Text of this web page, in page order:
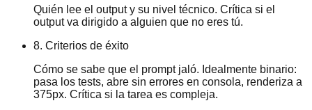
Quién lee el output y su nivel técnico. Crítica si el
output va dirigido a alguien que no eres tú.
8. Criterios de éxito
Cómo se sabe que el prompt jaló. Idealmente binario:
pasa los tests, abre sin errores en consola, renderiza a
375px. Crítica si la tarea es compleja.